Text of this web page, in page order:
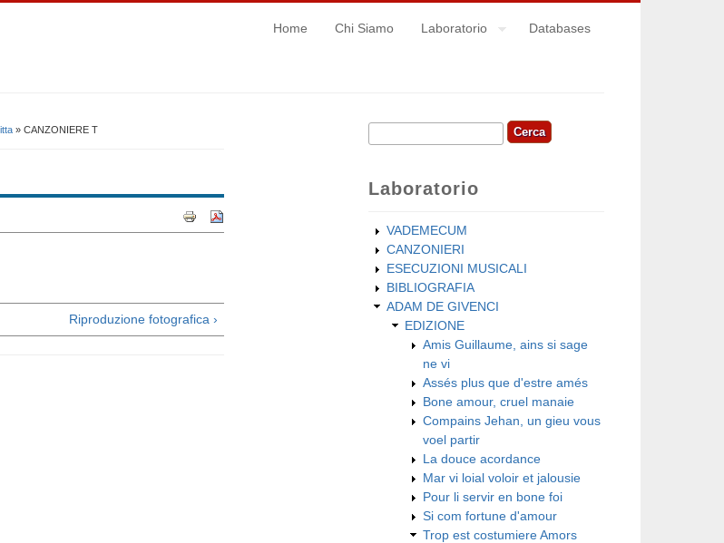
Home Chi Siamo Laboratorio Databases
» CANZONIERE T
Riproduzione fotografica ›
Form di ricerca
Cerca
Laboratorio
VADEMECUM
CANZONIERI
ESECUZIONI MUSICALI
BIBLIOGRAFIA
ADAM DE GIVENCI
EDIZIONE
Amis Guillaume, ains si sage
ne vi
Assés plus que d'estre amés
Bone amour, cruel manaie
Compains Jehan, un gieu vous
voel partir
La douce acordance
Mar vi loial voloir et jalousie
Pour li servir en bone foi
Si com fortune d'amour
Trop est costumiere Amors